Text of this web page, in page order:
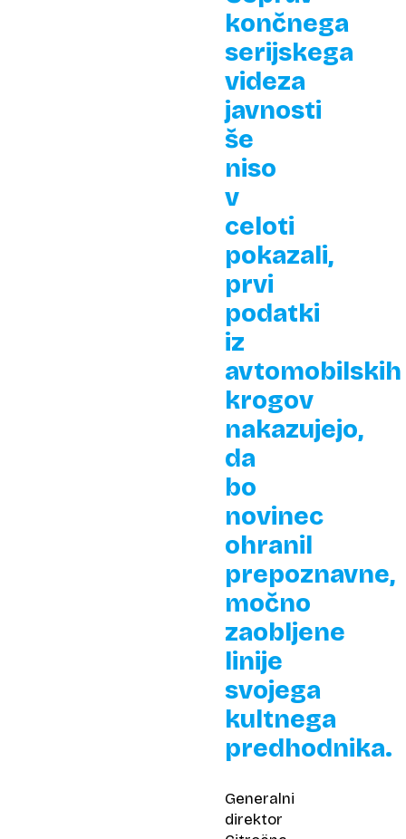
končnega
serijskega
videza
javnosti
še
niso
v
celoti
pokazali,
prvi
podatki
iz
avtomobilskih
krogov
nakazujejo,
da
bo
novinec
ohranil
prepoznavne,
močno
zaobljene
linije
svojega
kultnega
predhodnika.
Generalni
direktor